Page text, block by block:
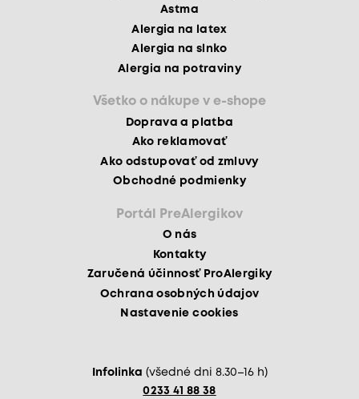
Astma
Alergia na latex
Alergia na slnko
Alergia na potraviny
Všetko o nákupe v e-shope
Doprava a platba
Ako reklamovať
Ako odstupovať od zmluvy
Obchodné podmienky
Portál PreAlergikov
O nás
Kontakty
Zaručená účinnosť ProAlergiky
Ochrana osobných údajov
Nastavenie cookies
Infolinka (všedné dni 8.30–16 h)
0233 41 88 38